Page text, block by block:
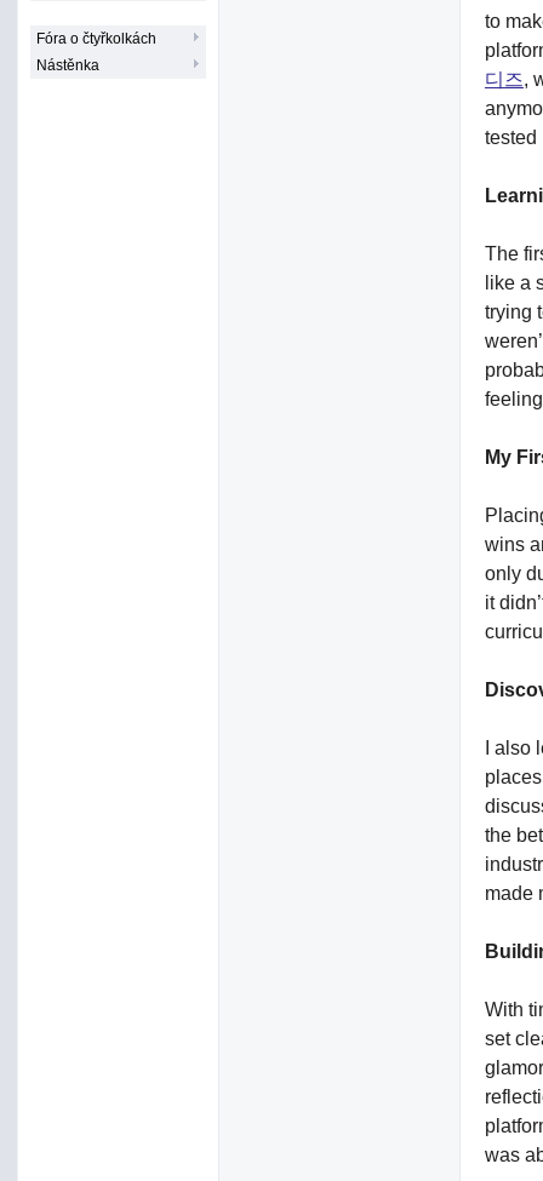
Fóra o čtyřkolkách
Nástěnka
to
디즈,
tested
The
like a
trying
My
wins
only
it
I also
the
made
With
set
was